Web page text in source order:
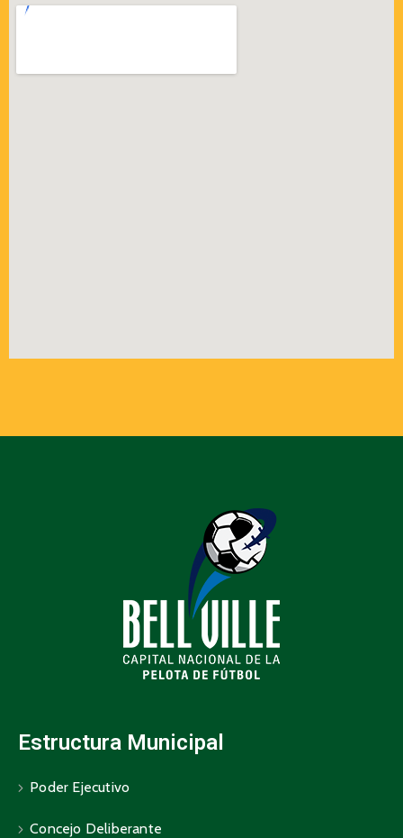
Estructura Municipal
Poder Ejecutivo
Concejo Deliberante